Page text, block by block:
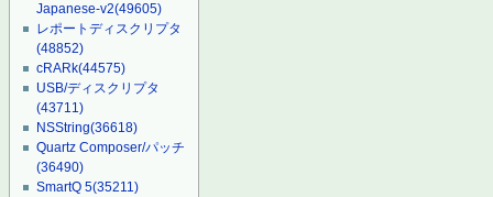
Japanese-v2(49605)
レポートディスクリプタ
(48852)
cRARk(44575)
USB/ディスクリプタ
(43711)
NSString(36618)
Quartz Composer/パッチ
(36490)
SmartQ 5(35211)